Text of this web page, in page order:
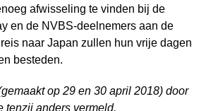
afwisseling te vinden bij de
en de NVBS-deelnemers aan de
naar Japan zullen hun vrije dagen
besteden.
op 29 en 30 april 2018) door
tenzij anders vermeld.